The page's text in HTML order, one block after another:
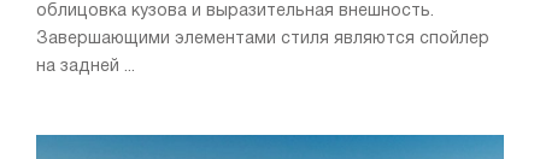
облицовка кузова и выразительная внешность.
Завершающими элементами стиля являются спойлер
на задней ...